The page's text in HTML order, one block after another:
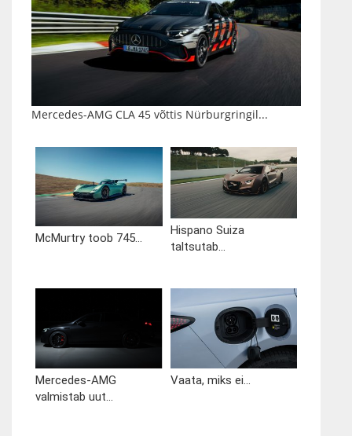
Mercedes-AMG CLA 45 võttis Nürburgringil...
McMurtry toob 745...
Hispano Suiza
taltsutab...
Mercedes-AMG
valmistab uut...
Vaata, miks ei...